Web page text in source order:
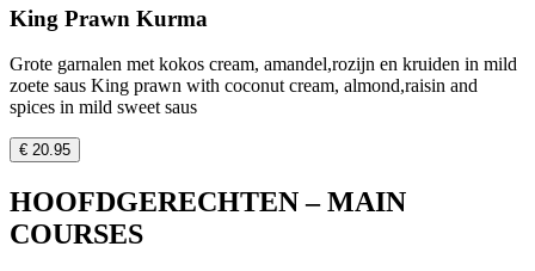
King Prawn Kurma
Grote garnalen met kokos cream, amandel,rozijn en kruiden in mild
zoete saus King prawn with coconut cream, almond,raisin and
spices in mild sweet saus
€ 20.95
HOOFDGERECHTEN – MAIN
COURSES